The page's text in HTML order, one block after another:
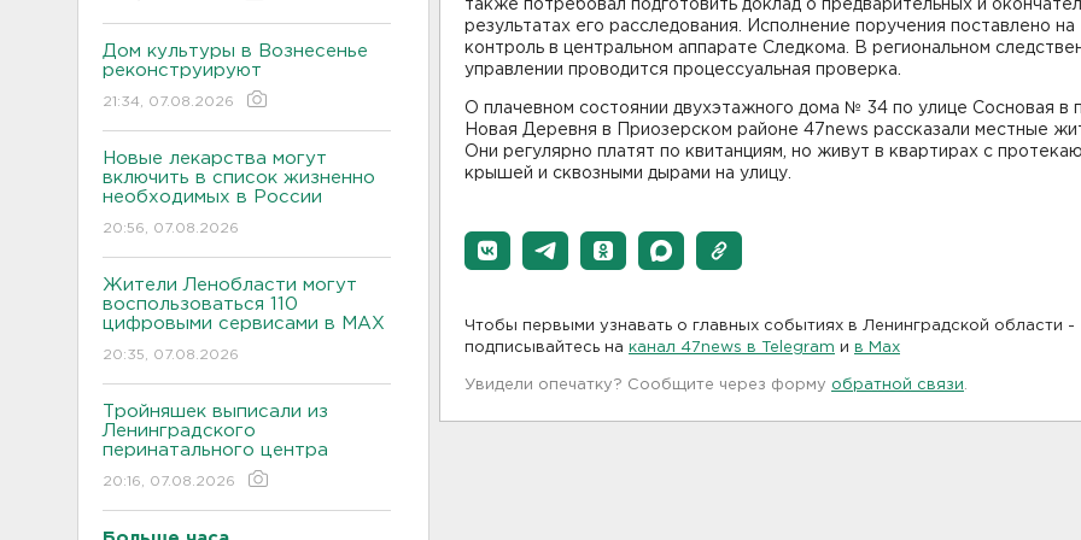
Дом культуры в Вознесенье
реконструируют
21:34, 07.08.2026
Новые лекарства могут
включить в список жизненно
необходимых в России
20:56, 07.08.2026
Жители Ленобласти могут
воспользоваться 110
цифровыми сервисами в МАХ
20:35, 07.08.2026
Тройняшек выписали из
Ленинградского
перинатального центра
20:16, 07.08.2026
также потребовал подготовить доклад о предварительных и
результатах его расследования. Исполнение поручения поставлено на
контроль в центральном аппарате Следкома. В региональном
управлении проводится процессуальная проверка.
О плачевном состоянии двухэтажного дома № 34 по улице Сосновая в
Новая Деревня в Приозерском районе 47news рассказали местные
Они регулярно платят по квитанциям, но живут в квартирах с
крышей и сквозными дырами на улицу.
Чтобы первыми узнавать о главных событиях в Ленинградской области -
подписывайтесь на канал 47news в Telegram и в Maх
Увидели опечатку? Сообщите через форму обратной связи